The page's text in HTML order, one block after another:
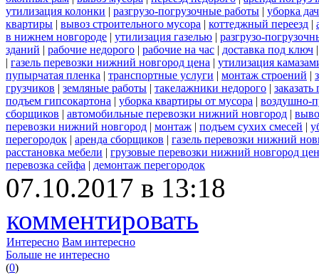
утилизация колонки | разгрузо-погрузочные работы | уборка
квартиры | вывоз строительного мусора | коттеджный переезд |
в нижнем новгороде | утилизация газелью | разгрузо-
зданий | рабочие недорого | рабочие на час | доставка под ключ
| газель перевозки нижний новгород цена | утилизация
пупырчатая пленка | транспортные услуги | монтаж строений |
грузчиков | земляные работы | такелажники недорого |
подъем гипсокартона | уборка квартиры от мусора | воздушно-
сборщиков | автомобильные перевозки нижний новгород |
перевозки нижний новгород | монтаж | подъем сухих смесей |
перегородок | аренда сборщиков | газель перевозки нижний
расстановка мебели | грузовые перевозки нижний новгород
перевозка сейфа | демонтаж перегородок
07.10.2017 в 13:18
комментировать
Интересно Вам интересно
Больше не интересно
(0)